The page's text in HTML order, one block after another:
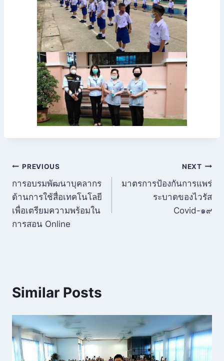
แนะแนว
เรื่อง
PREVIOUS
การอบรมพัฒนาบุคลากร
ด้านการใช้สื่อเทคโนโลยี
เพื่อเตรียมความพร้อมใน
การสอน Online
NEXT
มาตรการป้องกันการแพร่
ระบาดของไวรัส
Covid-๑๙
Similar Posts